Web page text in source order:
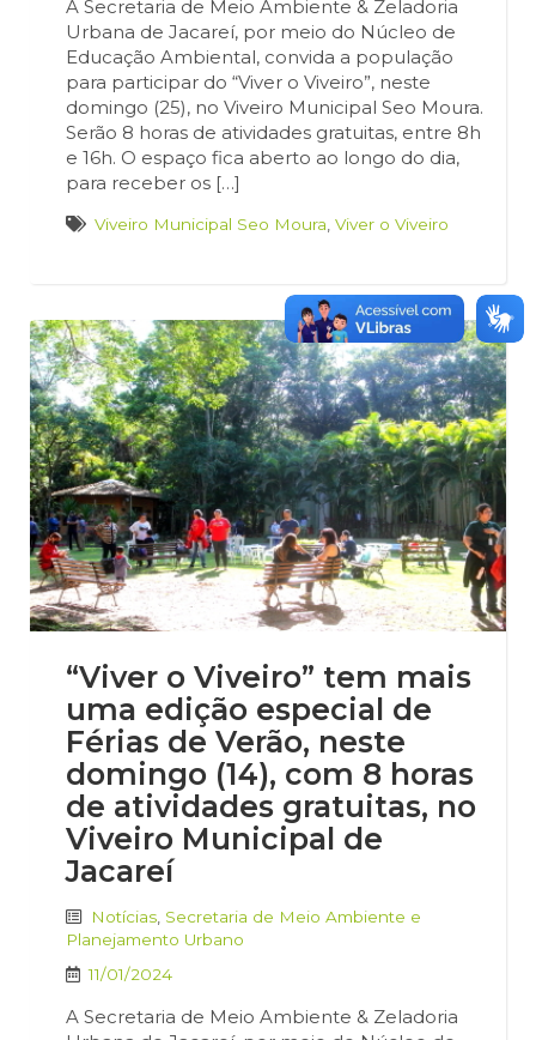
A Secretaria de Meio Ambiente & Zeladoria
Urbana de Jacareí, por meio do Núcleo de
Educação Ambiental, convida a população
para participar do “Viver o Viveiro”, neste
domingo (25), no Viveiro Municipal Seo Moura.
Serão 8 horas de atividades gratuitas, entre 8h
e 16h. O espaço fica aberto ao longo do dia,
para receber os […]
Viveiro Municipal Seo Moura Viver o Viveiro
“Viver o Viveiro” tem mais
uma edição especial de
Férias de Verão, neste
domingo (14), com 8 horas
de atividades gratuitas, no
Viveiro Municipal de
Jacareí
Notícias Secretaria de Meio Ambiente e
Planejamento Urbano
11/01/2024
A Secretaria de Meio Ambiente & Zeladoria